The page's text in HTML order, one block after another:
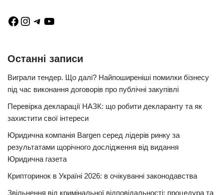
Останні записи
Виграли тендер. Що далі? Найпоширеніші помилки бізнесу
під час виконання договорів про публічні закупівлі
Перевірка декларації НАЗК: що робити декларанту та як
захистити свої інтереси
Юридична компанія Bargen серед лідерів ринку за
результатами щорічного дослідження від видання
Юридична газета
Крипторинок в Україні 2026: в очікуванні законодавства
Звільнення від кримінальної відповідальності: процедура та